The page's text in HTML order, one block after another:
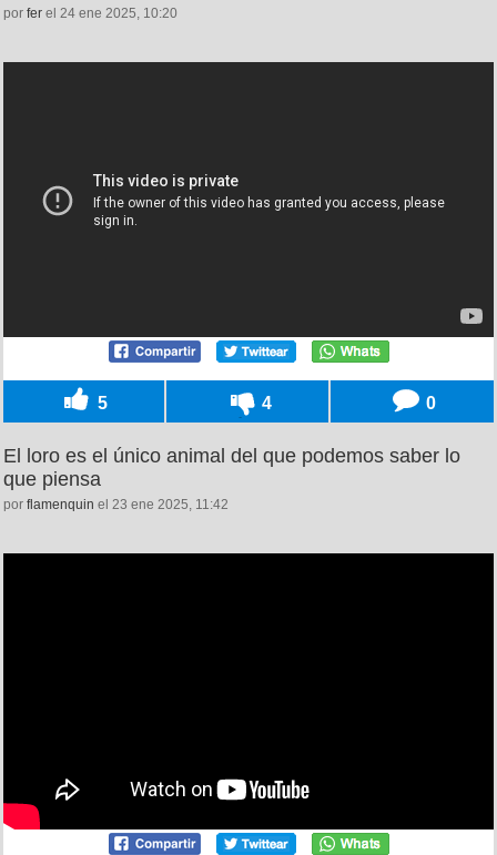
por fer el 24 ene 2025, 10:20
5 4 0
El loro es el único animal del que podemos saber lo
que piensa
por flamenquin el 23 ene 2025, 11:42